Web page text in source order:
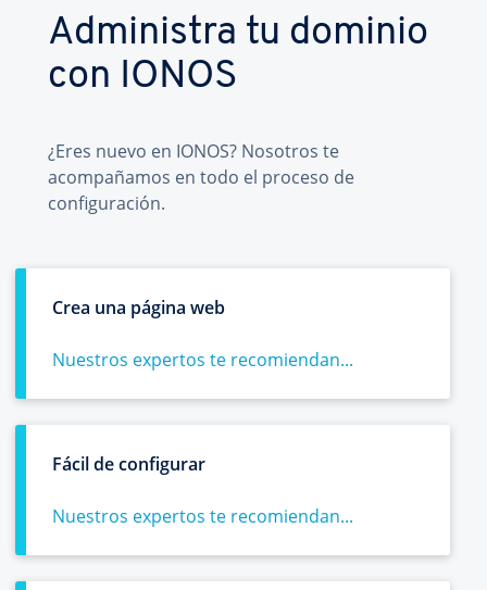
Administra tu dominio
con IONOS
¿Eres nuevo en IONOS? Nosotros te
acompañamos en todo el proceso de
configuración.
Crea una página web
Nuestros expertos te recomiendan...
Fácil de configurar
Nuestros expertos te recomiendan...